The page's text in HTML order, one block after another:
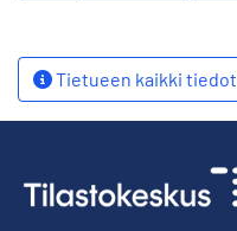
Tietueen kaikki tiedot